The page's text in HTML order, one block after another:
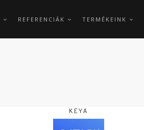
REFERENCIÁK TERMÉKEINK
KEYA